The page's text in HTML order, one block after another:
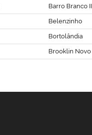
Barro Branco II
Belenzinho
Bortolândia
Brooklin Novo